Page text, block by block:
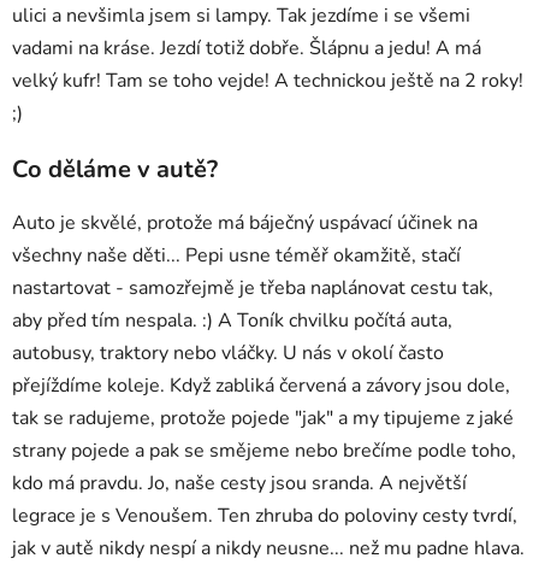
ulici a nevšimla jsem si lampy. Tak jezdíme i se všemi
vadami na kráse. Jezdí totiž dobře. Šlápnu a jedu! A má
velký kufr! Tam se toho vejde! A technickou ještě na 2 roky!
;)
Co děláme v autě?
Auto je skvělé, protože má báječný uspávací účinek na
všechny naše děti... Pepi usne téměř okamžitě, stačí
nastartovat - samozřejmě je třeba naplánovat cestu tak,
aby před tím nespala. :) A Toník chvilku počítá auta,
autobusy, traktory nebo vláčky. U nás v okolí často
přejíždíme koleje. Když zabliká červená a závory jsou dole,
tak se radujeme, protože pojede "jak" a my tipujeme z jaké
strany pojede a pak se smějeme nebo brečíme podle toho,
kdo má pravdu. Jo, naše cesty jsou sranda. A největší
legrace je s Venoušem. Ten zhruba do poloviny cesty tvrdí,
jak v autě nikdy nespí a nikdy neusne... než mu padne hlava.